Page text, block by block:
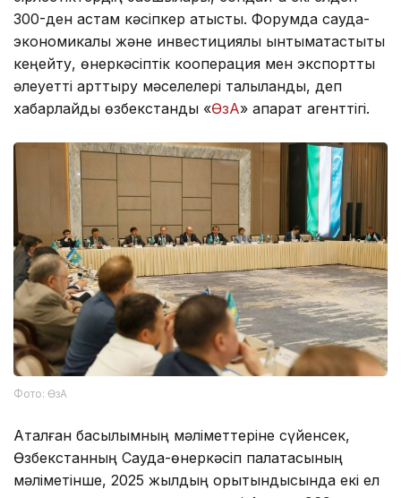
300-ден астам кәсіпкер қатысты. Форумда сауда-
экономикалық және инвестициялық ынтымақтастықты
кеңейту, өнеркәсіптік кооперация мен экспорттық
әлеуетті арттыру мәселелері талқыланды, деп
хабарлайды өзбекстандық «ӨзА» ақпарат агенттігі.
Фото: ӨзА
Аталған басылымның мәліметтеріне сүйенсек,
Өзбекстанның Сауда-өнеркәсіп палатасының
мәліметінше, 2025 жылдың қорытындысында екі ел